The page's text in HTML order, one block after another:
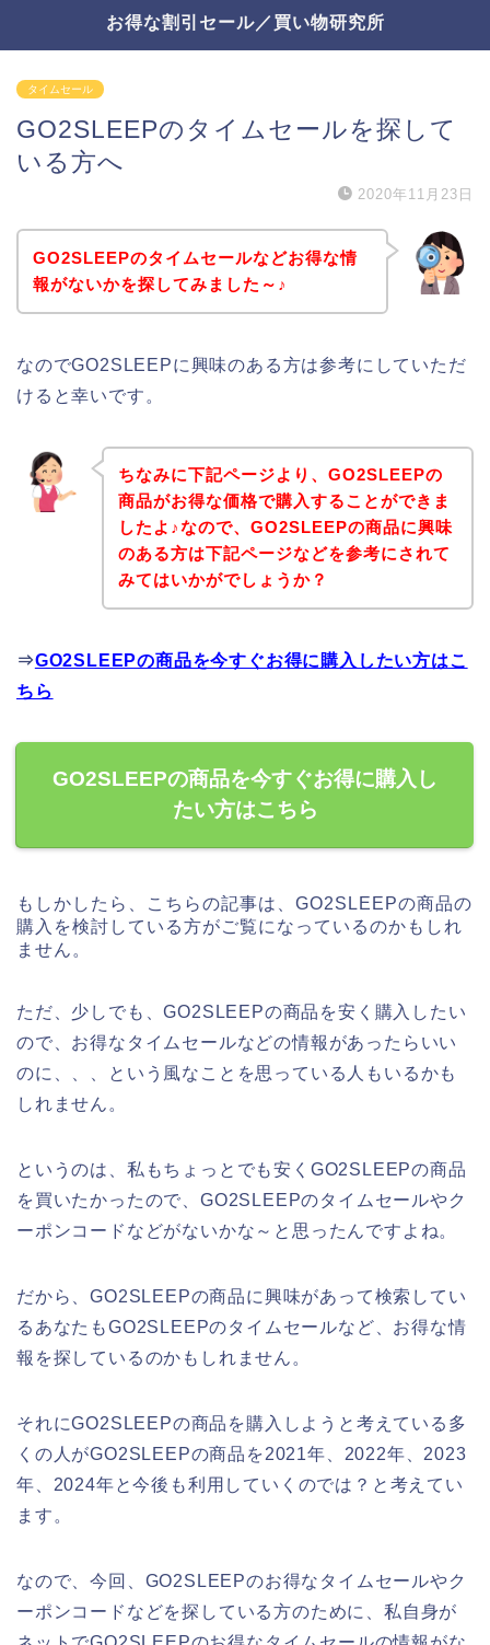
お得な割引セール／買い物研究所
タイムセール
GO2SLEEPのタイムセールを探して
いる方へ
2020年11月23日
GO2SLEEPのタイムセールなどお得な情
報がないかを探してみました～♪
なのでGO2SLEEPに興味のある方は参考にしていただ
けると幸いです。
ちなみに下記ページより、GO2SLEEPの
商品がお得な価格で購入することができま
したよ♪なので、GO2SLEEPの商品に興味
のある方は下記ページなどを参考にされて
みてはいかがでしょうか？
⇒GO2SLEEPの商品を今すぐお得に購入したい方はこ
ちら
GO2SLEEPの商品を今すぐお得に購入し
たい方はこちら
もしかしたら、こちらの記事は、GO2SLEEPの商品の
購入を検討している方がご覧になっているのかもしれ
ません。
ただ、少しでも、GO2SLEEPの商品を安く購入したい
ので、お得なタイムセールなどの情報があったらいい
のに、、、という風なことを思っている人もいるかも
しれません。
というのは、私もちょっとでも安くGO2SLEEPの商品
を買いたかったので、GO2SLEEPのタイムセールやク
ーポンコードなどがないかな～と思ったんですよね。
だから、GO2SLEEPの商品に興味があって検索してい
るあなたもGO2SLEEPのタイムセールなど、お得な情
報を探しているのかもしれません。
それにGO2SLEEPの商品を購入しようと考えている多
くの人がGO2SLEEPの商品を2021年、2022年、2023
年、2024年と今後も利用していくのでは？と考えてい
ます。
なので、今回、GO2SLEEPのお得なタイムセールやク
ーポンコードなどを探している方のために、私自身が